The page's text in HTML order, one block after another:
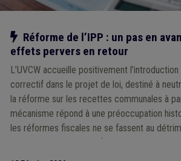
Notre action
Réforme de l’IPP : un pas en
effets pervers en retour
L’UVCW accueille positivement l’introduction
correctif dans le projet de loi, destiné à
la réforme sur les recettes communales à
mécanisme répond à une préoccupation
les réformes fiscales ne se fassent au
communes, comme ce fut le cas par le